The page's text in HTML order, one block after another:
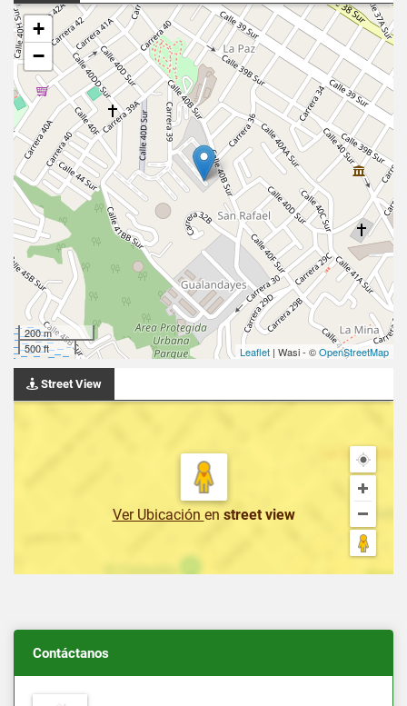
+
−
200 m
500 ft
Leaflet | Wasi - ©OpenStreetMap
Street View
Ver Ubicación en street view
Contáctanos